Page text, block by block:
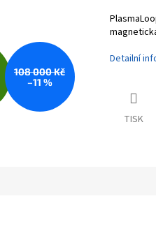
108 000 Kč
–11 %
Detailní
TISK